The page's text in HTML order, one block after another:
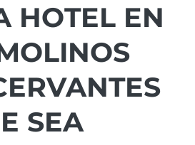
HOTEL EN
SEA